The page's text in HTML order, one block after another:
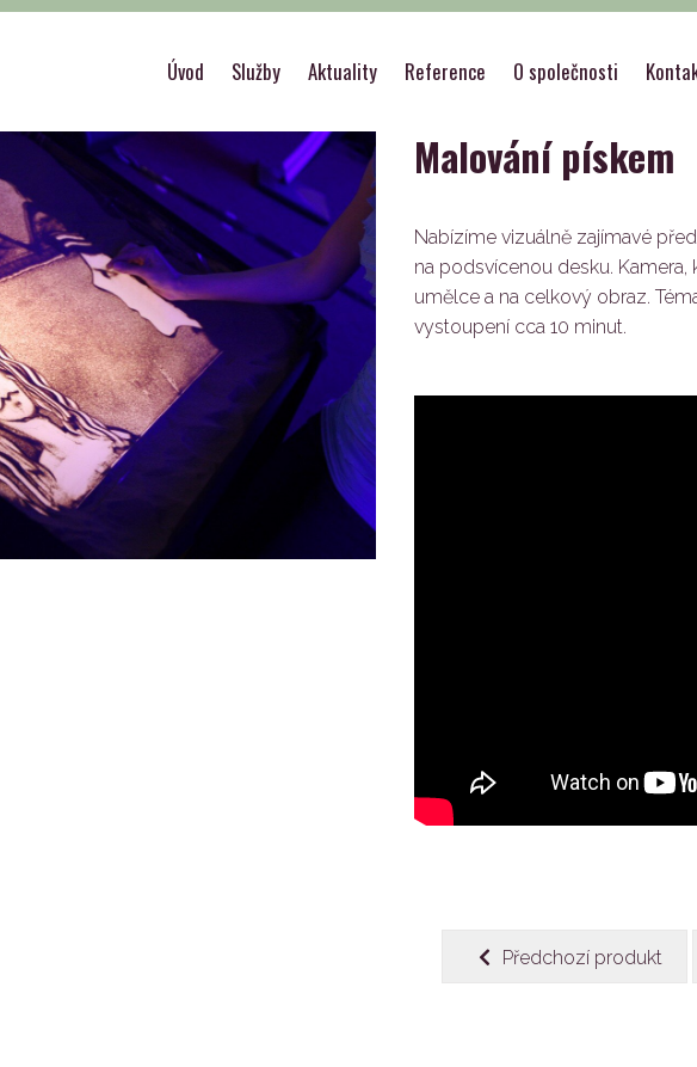
Úvod Služby Aktuality Reference O společnosti
Malování pískem
Nabízíme vizuálně zajímavé
na podsvícenou desku.
umělce a na celkový obraz.
vystoupení cca 10 minut.
Předchozí produkt